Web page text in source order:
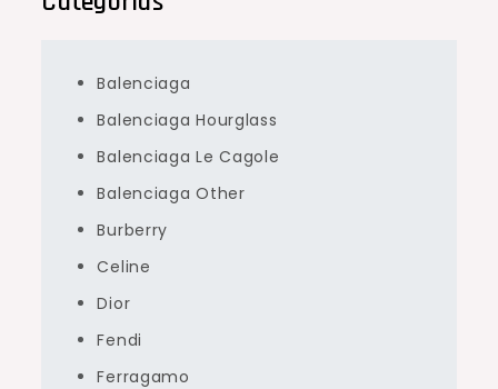
Balenciaga
Balenciaga Hourglass
Balenciaga Le Cagole
Balenciaga Other
Burberry
Celine
Dior
Fendi
Ferragamo